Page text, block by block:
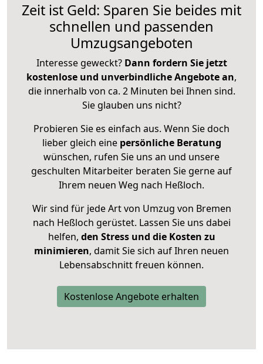
Zeit ist Geld: Sparen Sie beides mit
schnellen und passenden
Umzugsangeboten
Interesse geweckt? Dann fordern Sie jetzt
kostenlose und unverbindliche Angebote an,
die innerhalb von ca. 2 Minuten bei Ihnen sind.
Sie glauben uns nicht?
Probieren Sie es einfach aus. Wenn Sie doch
lieber gleich eine persönliche Beratung
wünschen, rufen Sie uns an und unsere
geschulten Mitarbeiter beraten Sie gerne auf
Ihrem neuen Weg nach Heßloch.
Wir sind für jede Art von Umzug von Bremen
nach Heßloch gerüstet. Lassen Sie uns dabei
helfen, den Stress und die Kosten zu
minimieren, damit Sie sich auf Ihren neuen
Lebensabschnitt freuen können.
Kostenlose Angebote erhalten